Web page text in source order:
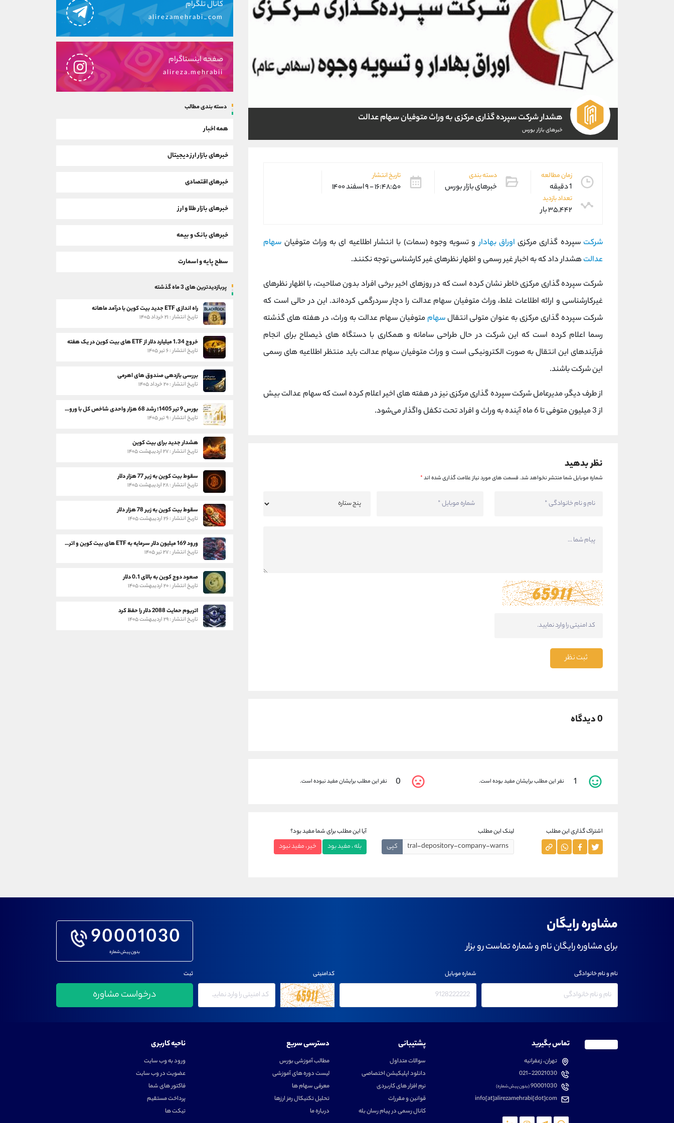
هشدار شرکت سپرده گذاری مرکزی به وراث متوفیان سهام عدالت
خبرهای بازار بورس
زمان مطالعه
1 دقیقه
دسته بندی
خبرهای بازار بورس
تاریخ انتشار
۱۶:۴۸:۵۰ - ۹ اسفند ۱۴۰۰
تعداد بازدید
۳۵,۴۴۲ بار
شرکت سپرده گذاری مرکزی اوراق بهادارو تسویه وجوه (سمات) با انتشار اطلاعیه ای به وراث متوفیان سهام
عدالتهشدار داد که به اخبار غیر رسمی و اظهار نظرهای غیر کارشناسی توجه نکنند.
شرکت سپرده گذاری مرکزی خاطر نشان کرده است که در روزهای اخیر برخی افراد بدون صلاحیت، با اظهار نظرهای
غیرکارشناسی و ارائه اطلاعات غلط، وراث متوفیان سهام عدالت را دچار سردرگمی کرده‌اند. این در حالی است که
شرکت سپرده گذاری مرکزی به عنوان متولی انتقالسهام متوفیان سهام عدالت به وراث، در هفته های گذشته
رسما اعلام کرده است که این شرکت در حال طراحی سامانه و همکاری با دستگاه های ذیصلاح برای انجام
فرآیندهای این انتقال به صورت الکترونیکی است و وراث متوفیان سهام عدالت باید منتظر اطلاعیه های رسمی
این شرکت باشند.
از طرف دیگر، مدیرعامل شرکت سپرده گذاری مرکزی نیز در هفته های اخیر اعلام کرده است که سهام عدالت بیش
از 3 میلیون متوفی تا 6 ماه آینده به وراث و افراد تحت تکفل واگذار می‌شود.
نظر بدهید
شماره موبایل شما منتشر نخواهد شد.قسمت های مورد نیاز علامت گذاری شده اند*
ثبت نظر
0 دیدگاه
1 نفر این مطلب برایشان مفید بوده است. 0 نفر این مطلب برایشان مفید نبوده است.
اشتراک گذاری این مطلب لینک این مطلب
کپی
آیا این مطلب برای شما مفید بود؟
بله ، مفید بود خیر ، مفید نبود
کانال تلگرام
alirezamehrabi_com
صفحه اینستاگرام
alireza.mehrabii
دسته بندی مطالب
همه اخبار
خبرهای بازار ارز دیجیتال
خبرهای اقتصادی
خبرهای بازار طلا و ارز
خبرهای بانک و بیمه
سطح پایه و اسمارت
پربازدیدترین های 3 ماه گذشته
راه اندازی ETF جدید بیت کوین با درآمد ماهانه
تاریخ انتشار : ۲۱ خرداد ۱۴۰۵
خروج 1.34 میلیارد دلار از ETF های بیت کوین در یک هفته
تاریخ انتشار : ۶ تیر ۱۴۰۵
بررسی بازدهی صندوق های اهرمی
تاریخ انتشار : ۲۰ خرداد ۱۴۰۵
بورس 9 تیر 1405؛ رشد 68 هزار واحدی شاخص کل با ورود 3 همت پول حقیقی
تاریخ انتشار : ۹ تیر ۱۴۰۵
هشدار جدید برای بیت کوین
تاریخ انتشار : ۲۷ اردیبهشت ۱۴۰۵
سقوط بیت کوین به زیر 77 هزار دلار
تاریخ انتشار : ۲۸ اردیبهشت ۱۴۰۵
سقوط بیت کوین به زیر 78 هزار دلار
تاریخ انتشار : ۲۶ اردیبهشت ۱۴۰۵
ورود 169 میلیون دلار سرمایه به ETF های بیت کوین و اتریوم
تاریخ انتشار : ۲۷ تیر ۱۴۰۵
صعود دوج کوین به بالای 0.1 دلار
تاریخ انتشار : ۲۰ اردیبهشت ۱۴۰۵
اتریوم حمایت 2088 دلار را حفظ کرد
تاریخ انتشار : ۲۹ اردیبهشت ۱۴۰۵
مشاوره رایگان
برای مشاوره رایگان نام و شماره تماست رو بزار 90001030
بدون پیش شماره
نام و نام خانوادگی شماره موبایل کدامنیتی ثبت
تماس بگیرید
تهران، زعفرانیه
021-22021030
90001030(بدون پیش شماره)
info[at]alirezamehrabi[dot]com
پشتیبانی
سوالات متداول
دانلود اپلیکیشن اختصاصی
نرم افزار های کاربردی
قوانین و مقررات
کانال رسمی در پیام رسان بله
دسترسی سریع
مطالب آموزشی بورس
لیست دوره های آموزشی
معرفی سهام ها
تحلیل تکنیکال رمز ارزها
درباره ما
ناحیه کاربری
ورود به وب سایت
عضویت در وب سایت
فاکتور های شما
پرداخت مستقیم
تیکت ها